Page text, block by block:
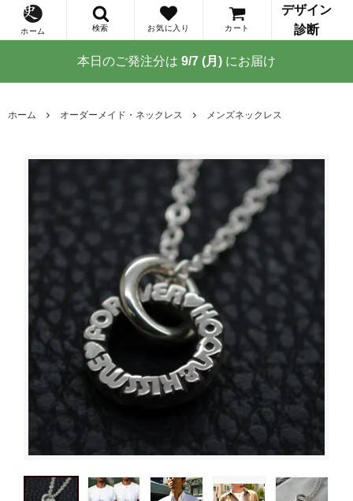
ホーム 検索 お気に入り カート
デザイン
診断
本日のご発注分は 9/7 (月) にお届け
ホーム オーダーメイド・ネックレス メンズネックレス